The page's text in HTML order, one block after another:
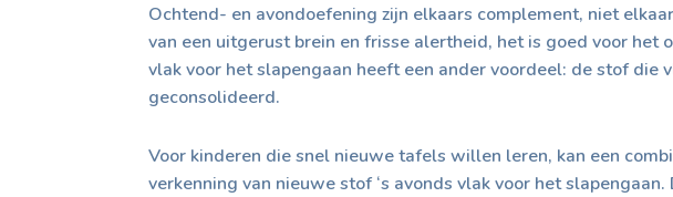
Ochtend- en avondoefening zijn elkaars complement, niet
van een uitgerust brein en frisse alertheid, het is goed voor
vlak voor het slapengaan heeft een ander voordeel: de stof
geconsolideerd.
Voor kinderen die snel nieuwe tafels willen leren, kan een
verkenning van nieuwe stof ‘s avonds vlak voor het